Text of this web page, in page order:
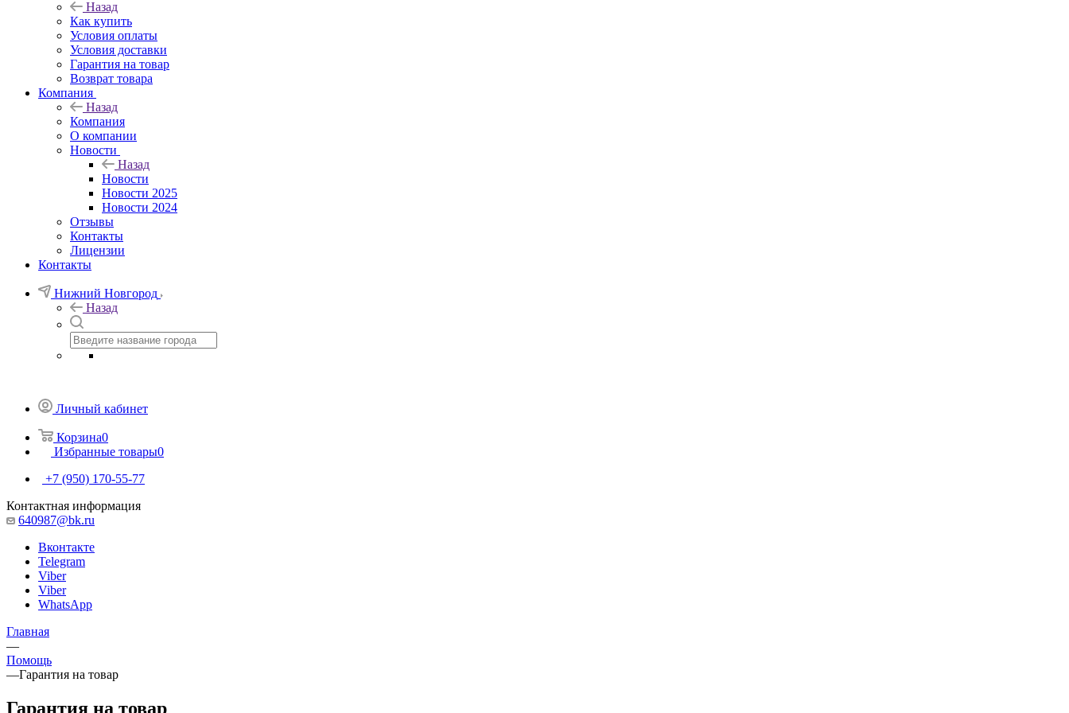
Назад
Как купить
Условия оплаты
Условия доставки
Гарантия на товар
Возврат товара
Компания
Назад
Компания
О компании
Новости
Назад
Новости
Новости 2025
Новости 2024
Отзывы
Контакты
Лицензии
Контакты
Нижний Новгород
Назад
Личный кабинет
Корзина0
Избранные товары0
+7 (950) 170-55-77
Контактная информация
640987@bk.ru
Вконтакте
Telegram
Viber
Viber
WhatsApp
Главная
—
Помощь
—Гарантия на товар
Гарантия на товар